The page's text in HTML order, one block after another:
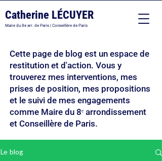
Catherine LÉCUYER
Maire du 8e arr. de Paris | Conseillère de Paris
Cette page de blog est un espace de
restitution et d'action. Vous y
trouverez mes interventions, mes
prises de position, mes propositions
et le suivi de mes engagements
comme Maire du 8ᵉ arrondissement
et Conseillère de Paris.
Le blog